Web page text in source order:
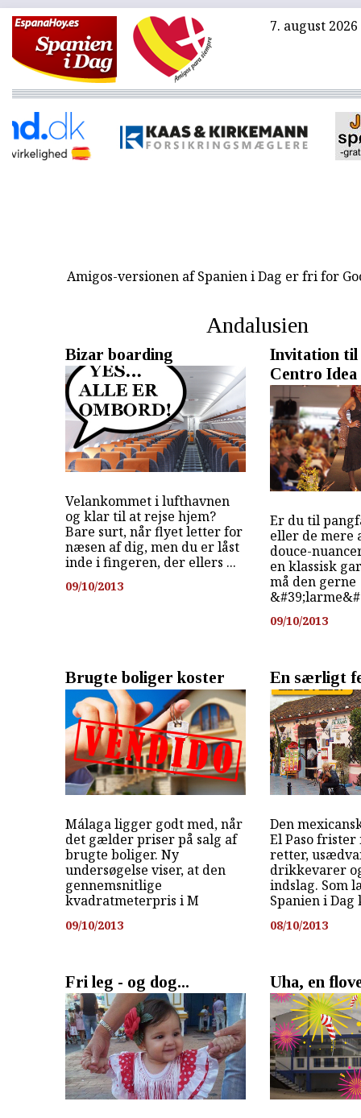
7. august 2026
Amigos-versionen af Spanien i Dag er fri for
Andalusien
Bizar boarding
Velankommet i lufthavnen
og klar til at rejse hjem?
Bare surt, når flyet letter for
næsen af dig, men du er låst
inde i fingeren, der ellers ...
09/10/2013
Invitation til
Centro Idea
Er du til
eller de mere
douce-
en klassisk
må den gerne
09/10/2013
Brugte boliger koster
Málaga ligger godt med, når
det gælder priser på salg af
brugte boliger. Ny
undersøgelse viser, at den
gennemsnitlige
kvadratmeterpris i M
09/10/2013
En særligt
Den
El Paso frister
retter,
drikkevarer
indslag. Som
Spanien i Dag
08/10/2013
Fri leg - og dog... Uha, en